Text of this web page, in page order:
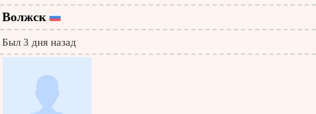
Волжск
Был 3 дня назад